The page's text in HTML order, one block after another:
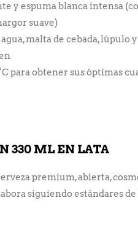
y espuma blanca intensa
suave)
malta de cebada, lúpulo
para obtener sus óptimas
330 ML EN LATA
premium, abierta,
siguiendo estándares de